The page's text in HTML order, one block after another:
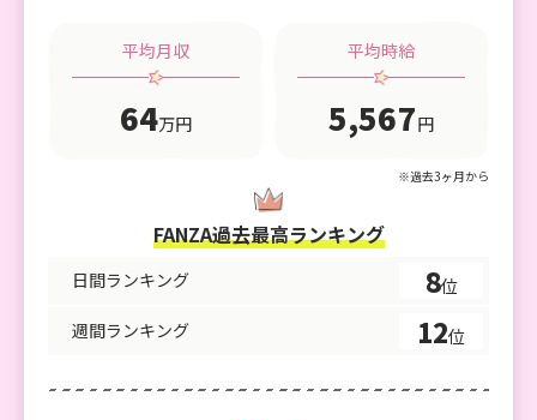
クチコミを書いて〜と言われたときにちょっと悪
いところも書いて良いよと言われたのですが 思
いつかないなってくらい恵まれた環境だと思って
ます！
平均月収
64万円
平均時給
5,567円
※過去3ヶ月から
FANZA過去最高ランキング
日間ランキング 8位
週間ランキング
12位